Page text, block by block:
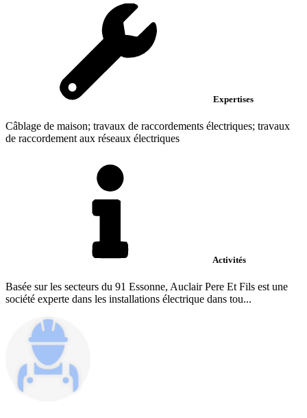
Expertises
Câblage de maison; travaux de raccordements électriques; travaux
de raccordement aux réseaux électriques
Activités
Basée sur les secteurs du 91 Essonne, Auclair Pere Et Fils est une
société experte dans les installations électrique dans tou...